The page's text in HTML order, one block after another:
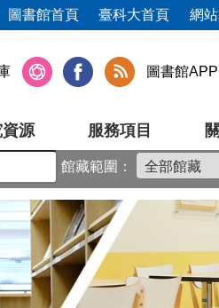
圖書館首頁 臺科大首頁 網
源 服務項目
圖書館APP
館藏範圍：